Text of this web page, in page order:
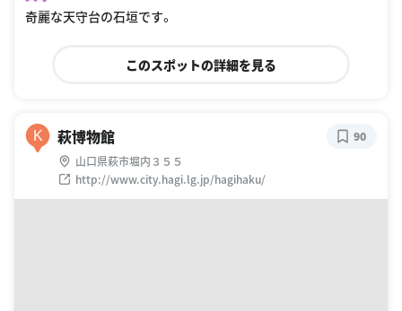
奇麗な天守台の石垣です。
このスポットの詳細を見る
K 萩博物館
山口県萩市堀内３５５
http://www.city.hagi.lg.jp/hagihaku/
90